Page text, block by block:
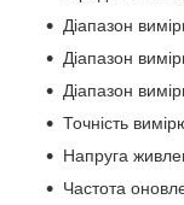
Діапазон
Діапазон
Діапазон
Точність
Напруга
Частота